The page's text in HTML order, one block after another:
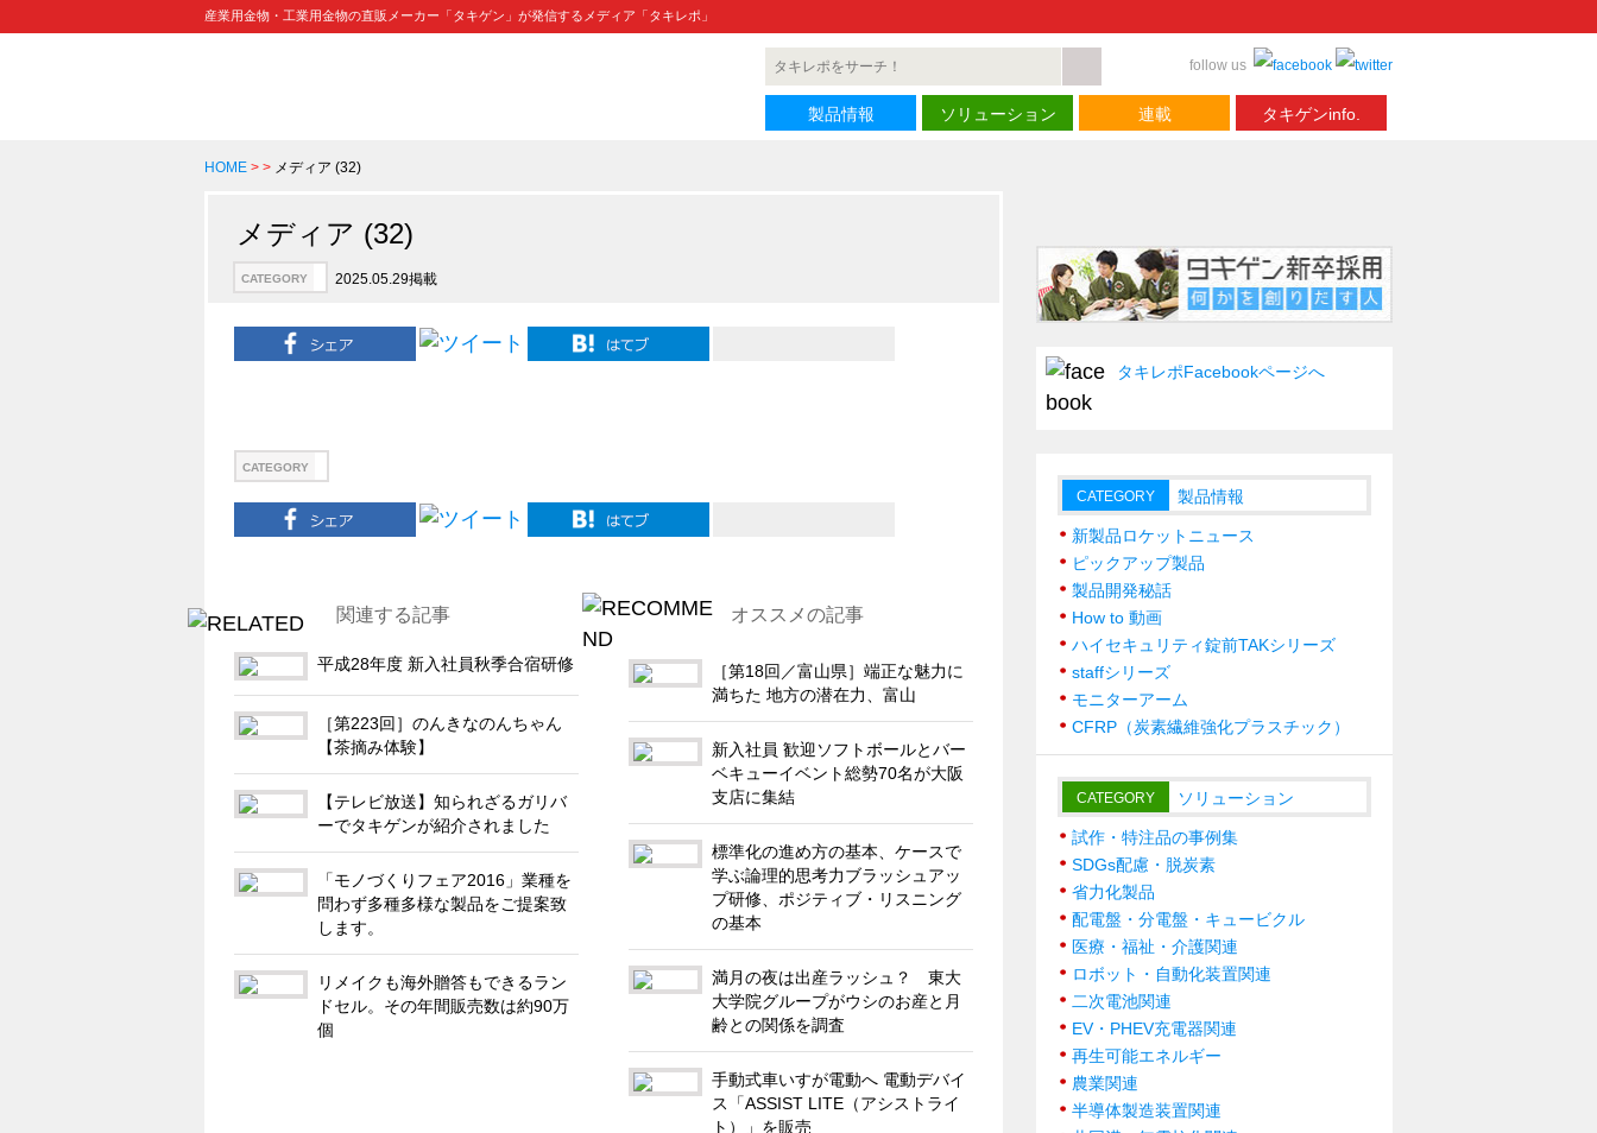
産業用金物・工業用金物の直販メーカー「タキゲン」が発信するメディア「タキレポ」
follow us
製品情報 ソリューション 連載 タキゲンinfo.
HOME > > メディア (32)
メディア (32)
CATEGORY 2025.05.29掲載
CATEGORY
関連する記事
平成28年度 新入社員秋季合宿研修
［第223回］のんきなのんちゃん
【茶摘み体験】
【テレビ放送】知られざるガリバ
ーでタキゲンが紹介されました
「モノづくりフェア2016」業種を
問わず多種多様な製品をご提案致
します。
リメイクも海外贈答もできるラン
ドセル。その年間販売数は約90万
個
オススメの記事
［第18回／富山県］端正な魅力に
満ちた 地方の潜在力、富山
新入社員 歓迎ソフトボールとバー
ベキューイベント総勢70名が大阪
支店に集結
標準化の進め方の基本、ケースで
学ぶ論理的思考力ブラッシュアッ
プ研修、ポジティブ・リスニング
の基本
満月の夜は出産ラッシュ？ 東大
大学院グループがウシのお産と月
齢との関係を調査
⼿動式⾞いすが電動へ 電動デバイ
ス「ASSIST LITE（アシストライ
ト）」を販売
タキレポFacebookページへ
CATEGORY 製品情報
新製品ロケットニュース
ピックアップ製品
製品開発秘話
How to 動画
ハイセキュリティ錠前TAKシリーズ
staffシリーズ
モニターアーム
CFRP（炭素繊維強化プラスチック）
CATEGORY ソリューション
試作・特注品の事例集
SDGs配慮・脱炭素
省力化製品
配電盤・分電盤・キュービクル
医療・福祉・介護関連
ロボット・自動化装置関連
二次電池関連
EV・PHEV充電器関連
再生可能エネルギー
農業関連
半導体製造装置関連